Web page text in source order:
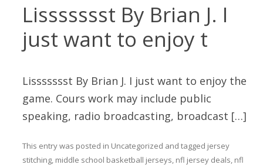
Lissssssst By Brian J. I
just want to enjoy t
Lissssssst By Brian J. I just want to enjoy the
game. Cours work may include public
speaking, radio broadcasting, broadcast […]
This entry was posted in Uncategorized and tagged jersey
stitching, middle school basketball jerseys, nfl jersey deals, nfl